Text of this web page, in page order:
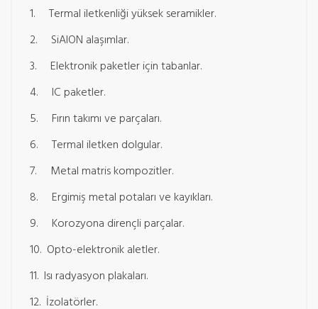
1. Termal iletkenliği yüksek seramikler.
2. SiAlON alaşımlar.
3. Elektronik paketler için tabanlar.
4. IC paketler.
5. Fırın takımı ve parçaları.
6. Termal iletken dolgular.
7. Metal matris kompozitler.
8. Ergimiş metal potaları ve kayıkları.
9. Korozyona dirençli parçalar.
10. Opto-elektronik aletler.
11. Isı radyasyon plakaları.
12. İzolatörler.